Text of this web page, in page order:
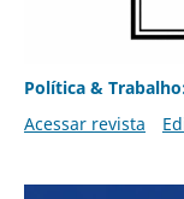
Política &
Acessar revista